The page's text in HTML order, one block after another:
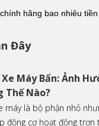
hãng bao nhiêu tiền
Đây
Xe Máy Bẩn: Ảnh
Thế Nào?
máy là bộ phận nhỏ
động cơ hoạt động trơn